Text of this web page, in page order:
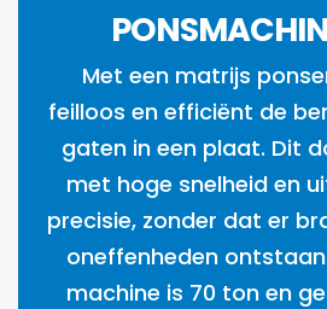
Met een matrijs
feilloos en efficiënt de
gaten in een plaat. Dit
met hoge snelheid en
precisie, zonder dat er
oneffenheden
machine is 70 ton en